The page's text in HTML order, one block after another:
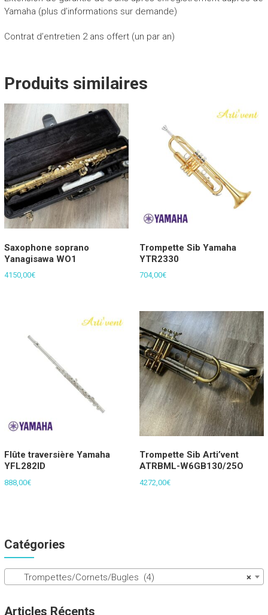
Yamaha (plus d’informations sur demande)
Contrat d’entretien 2 ans offert (un par an)
Produits similaires
Saxophone soprano
Yanagisawa WO1
4150,00€
Trompette Sib Yamaha
YTR2330
704,00€
Flûte traversière Yamaha
YFL282ID
888,00€
Trompette Sib Arti’vent
ATRBML-W6GB130/25O
4272,00€
Catégories
×
Trompettes/Cornets/Bugles (4)
Articles Récents